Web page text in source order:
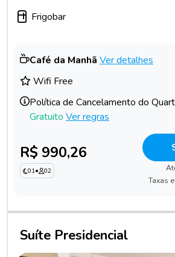
Frigobar
Café da Manhã Ver detalhes
Wifi Free
Política de Cancelamento do
Gratuito Ver regras
R$ 990,26
01• 02
Taxas
Suíte Presidencial